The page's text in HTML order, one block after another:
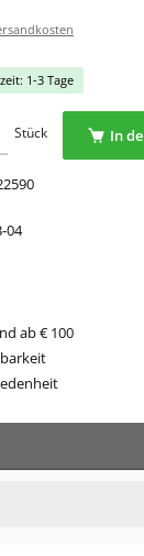
1-3 Tage
Stück In
04
ab € 100